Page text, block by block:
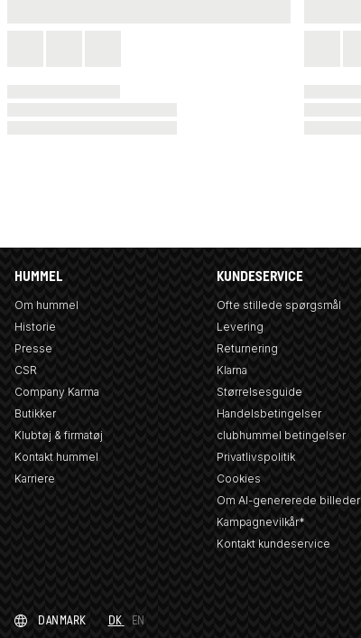
HUMMEL
Om hummel
Historie
Presse
CSR
Company Karma
Butikker
Klubtøj & firmatøj
Kontakt hummel
Karriere
KUNDESERVICE
Ofte stillede spørgsmål
Levering
Returnering
Klarna
Størrelsesguide
Handelsbetingelser
clubhummel betingelser
Privatlivspolitik
Cookies
Om AI-genererede billeder
Kampagnevilkår*
Kontakt kundeservice
DANMARK DK EN